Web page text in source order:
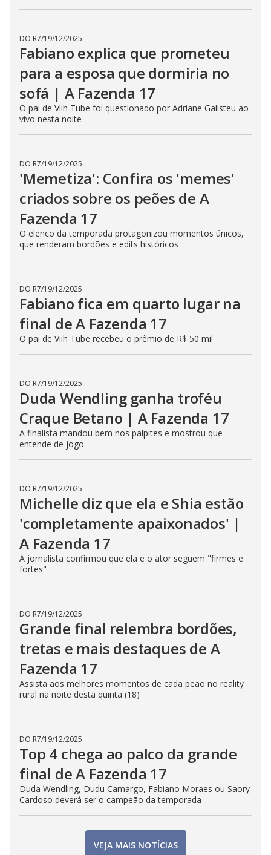
DO R7/19/12/2025
Fabiano explica que prometeu
para a esposa que dormiria no
sofá | A Fazenda 17
O pai de Viih Tube foi questionado por Adriane Galisteu ao
vivo nesta noite
DO R7/19/12/2025
'Memetiza': Confira os 'memes'
criados sobre os peões de A
Fazenda 17
O elenco da temporada protagonizou momentos únicos,
que renderam bordões e edits históricos
DO R7/19/12/2025
Fabiano fica em quarto lugar na
final de A Fazenda 17
O pai de Viih Tube recebeu o prêmio de R$ 50 mil
DO R7/19/12/2025
Duda Wendling ganha troféu
Craque Betano | A Fazenda 17
A finalista mandou bem nos palpites e mostrou que
entende de jogo
DO R7/19/12/2025
Michelle diz que ela e Shia estão
'completamente apaixonados' |
A Fazenda 17
A jornalista confirmou que ela e o ator seguem "firmes e
fortes"
DO R7/19/12/2025
Grande final relembra bordões,
tretas e mais destaques de A
Fazenda 17
Assista aos melhores momentos de cada peão no reality
rural na noite desta quinta (18)
DO R7/19/12/2025
Top 4 chega ao palco da grande
final de A Fazenda 17
Duda Wendling, Dudu Camargo, Fabiano Moraes ou Saory
Cardoso deverá ser o campeão da temporada
VEJA MAIS NOTÍCIAS